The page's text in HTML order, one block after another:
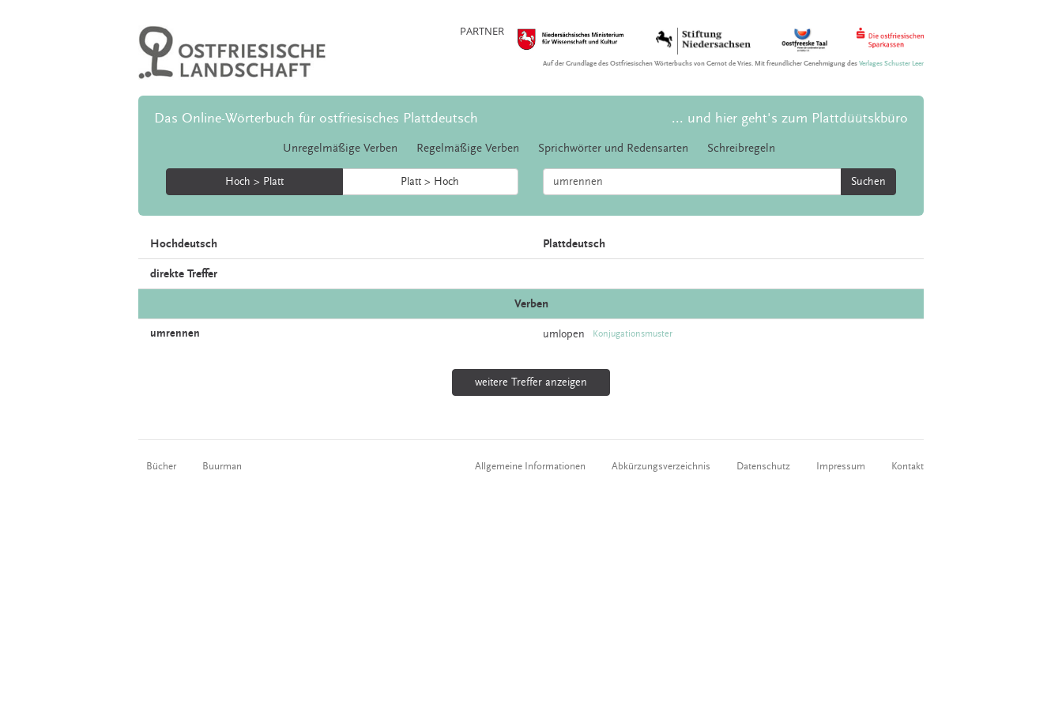
PARTNER
Auf der Grundlage des Ostfriesischen Wörterbuchs von Gernot de Vries. Mit freundlicher Genehmigung desVerlages Schuster Leer
Das Online-Wörterbuch für ostfriesisches Plattdeutsch ... und hier geht's zum Plattdüütskbüro
Unregelmäßige Verben Regelmäßige Verben Sprichwörter und Redensarten Schreibregeln
Hoch > Platt Platt > Hoch Suchen
Hochdeutsch Plattdeutsch
direkte Treffer
Verben
umrennen umlopen Konjugationsmuster
weitere Treffer anzeigen
Bücher Buurman Allgemeine Informationen Abkürzungsverzeichnis Datenschutz Impressum Kontakt